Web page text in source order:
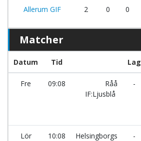
Allerum GIF 2 0 0
Matcher
Datum Tid Lag
Fre 09:08
Råå
IF:Ljusblå
-
Lör 10:08
Helsingborgs
-